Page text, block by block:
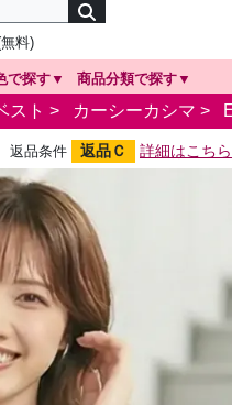
料)
で探す 商品分類で探す
スト > カーシーカシマ >
返品条件 返品Ｃ 詳細はこちら